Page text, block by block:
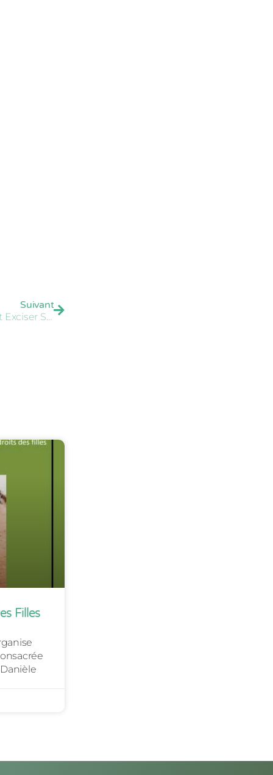
Suivant
Arrestation À Dublin D'un Père Suspecté D'avoir Fait Exciser Sa Fille De Deux Ans
Filles